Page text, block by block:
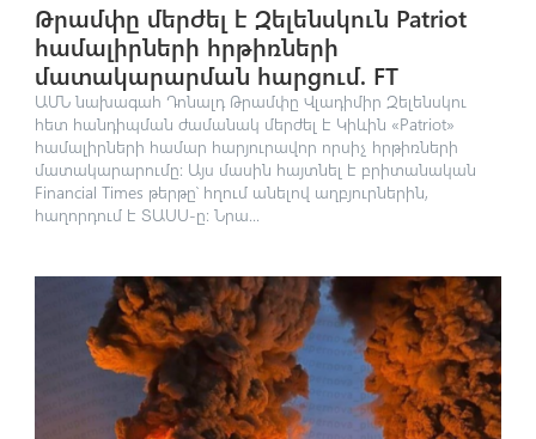
Թրամփը մերժել է Զելենսկուն Patriot
համալիրների hրթիռների
մատակարարման հարցում. FT
ԱՄՆ նախագահ Դոնալդ Թրամփը Վլադիմիր Զելենսկու
հետ հանդիպման ժամանակ մերժել է Կիևին «Patriot»
համալիրների համար հարյուրավոր որսիչ հրթիռների
մատակարարումը: Այս մասին հայտնել է բրիտանական
Financial Times թերթը՝ հղում անելով աղբյուրներին,
հաղորդում է ՏԱՍՍ-ը։ Նրա...